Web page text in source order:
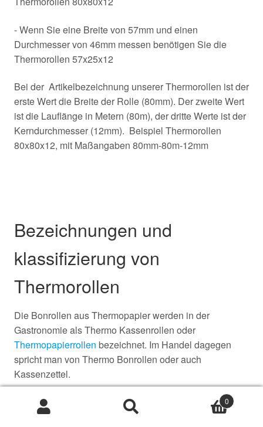
- Wenn Sie eine Breite von 57mm und einen
Durchmesser von 46mm messen benötigen Sie die
Thermorollen 57x25x12
Bei der Artikelbezeichnung unserer Thermorollen ist der
erste Wert die Breite der Rolle (80mm). Der zweite Wert
ist die Lauflänge in Metern (80m), der dritte Werte ist der
Kerndurchmesser (12mm). Beispiel Thermorollen
80x80x12, mit Maßangaben 80mm-80m-12mm
Bezeichnungen und
klassifizierung von
Thermorollen
Die Bonrollen aus Thermopapier werden in der
Gastronomie als Thermo Kassenrollen oder
Thermopapierrollen bezeichnet. Im Handel dagegen
spricht man von Thermo Bonrollen oder auch
Kassenzettel.
Unterschiede bei der Grammatur: 0